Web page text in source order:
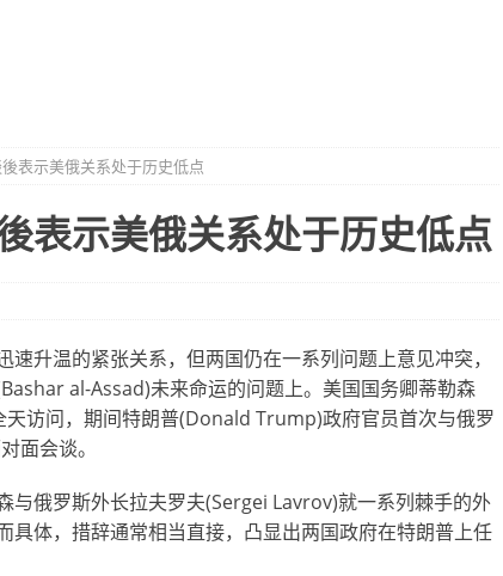
表示美俄关系处于历史低点
表示美俄关系处于历史低点
升温的紧张关系，但两国仍在一系列问题上意见冲突，
al-Assad)未来命运的问题上。美国国务卿蒂勒森
访问，期间特朗普(Donald Trump)政府官员首次与俄罗
面会谈。
与俄罗斯外长拉夫罗夫(Sergei Lavrov)就一系列棘手的外
具体，措辞通常相当直接，凸显出两国政府在特朗普上任